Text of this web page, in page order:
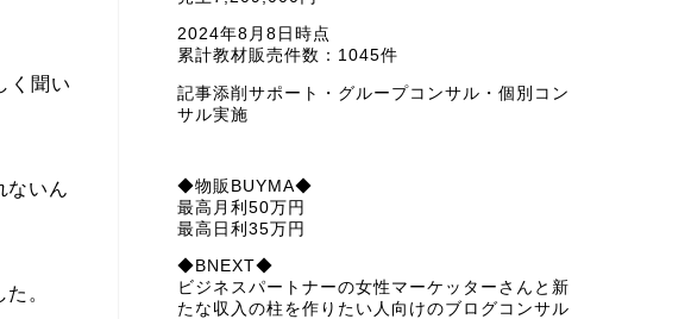
く聞い
ないん
。
2024年8月8日時点
累計教材販売件数：1045件
記事添削サポート・グループコンサル・個別コン
サル実施
◆物販BUYMA◆
最高月利50万円
最高日利35万円
◆BNEXT◆
ビジネスパートナーの女性マーケッターさんと新
たな収入の柱を作りたい人向けのブログコンサル